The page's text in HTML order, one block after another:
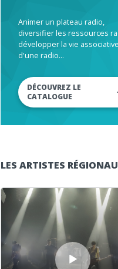
Animer un plateau radio,
diversifier les ressources
développer la vie associative
d'une radio...
DÉCOUVREZ LE
CATALOGUE
LES ARTISTES
Lecteur audio